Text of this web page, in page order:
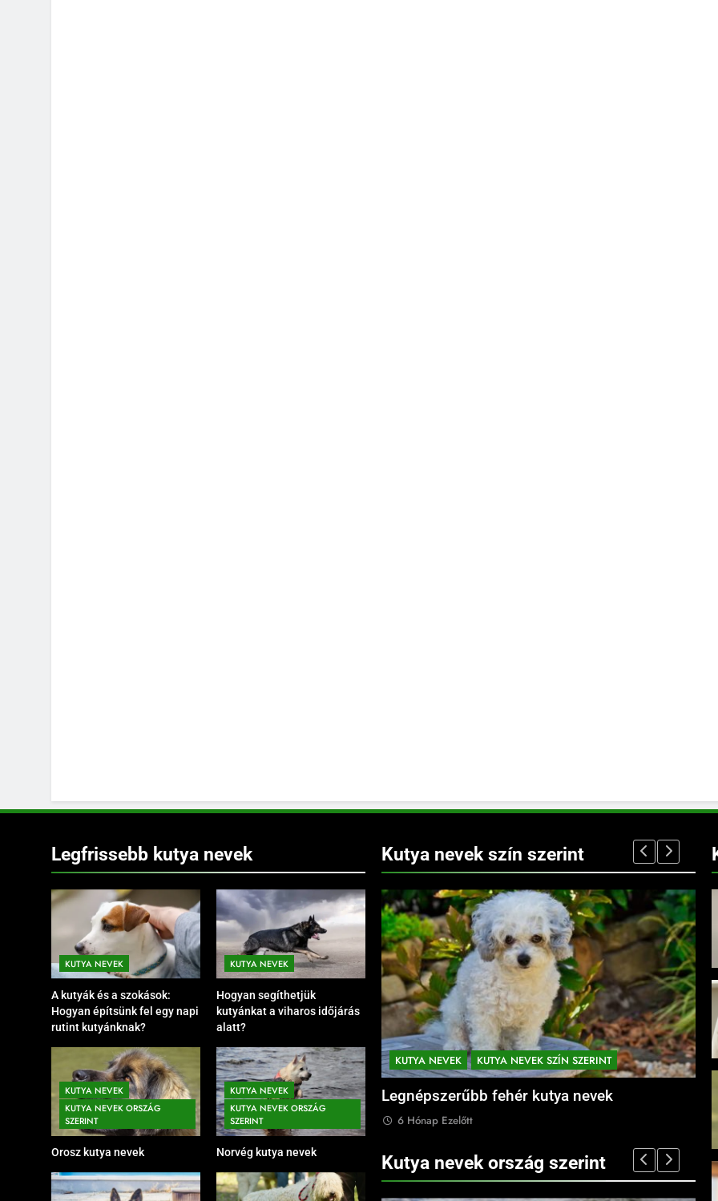
Legfrissebb kutya nevek
KUTYA NEVEK
A kutyák és a szokások:
Hogyan építsünk fel egy napi
rutint kutyánknak?
KUTYA NEVEK
Hogyan segíthetjük
kutyánkat a viharos időjárás
alatt?
KUTYA NEVEK
KUTYA NEVEK ORSZÁG
SZERINT
Orosz kutya nevek
KUTYA NEVEK
KUTYA NEVEK ORSZÁG
SZERINT
Norvég kutya nevek
Kutya nevek szín szerint
KUTYA NEVEK KUTYA NEVEK SZÍN SZERINT
Barna kutya nevek
6 Hónap Ezelőtt
KUTYA NEVEK KUTYA NEVEK SZÍN SZERINT
Legnépszerűbb fehér kutya nevek
6 Hónap Ezelőtt
Kutya nevek ország szerint